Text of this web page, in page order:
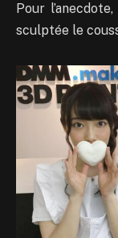
Pour
sculptée le